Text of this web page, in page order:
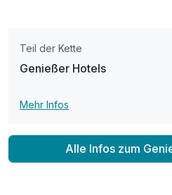
Teil der Kette
Genießer Hotels
Mehr Infos
Alle Infos zum